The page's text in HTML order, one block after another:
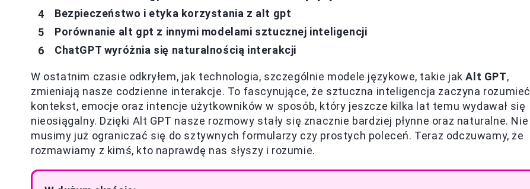
Bezpieczeństwo i etyka korzystania z alt gpt
Porównanie alt gpt z innymi modelami sztucznej inteligencji
ChatGPT wyróżnia się naturalnością interakcji
W ostatnim czasie odkryłem, jak technologia, szczególnie modele językowe, takie jakAlt GPT,
zmieniają nasze codzienne interakcje. To fascynujące, że sztuczna inteligencja zaczyna rozumieć
kontekst, emocje oraz intencje użytkowników w sposób, który jeszcze kilka lat temu wydawał się
nieosiągalny. Dzięki Alt GPT nasze rozmowy stały się znacznie bardziej płynne oraz naturalne. Nie
musimy już ograniczać się do sztywnych formularzy czy prostych poleceń. Teraz odczuwamy, że
rozmawiamy z kimś, kto naprawdę nas słyszy i rozumie.